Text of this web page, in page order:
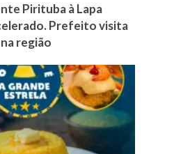
Pirituba à Lapa
Prefeito visita
região